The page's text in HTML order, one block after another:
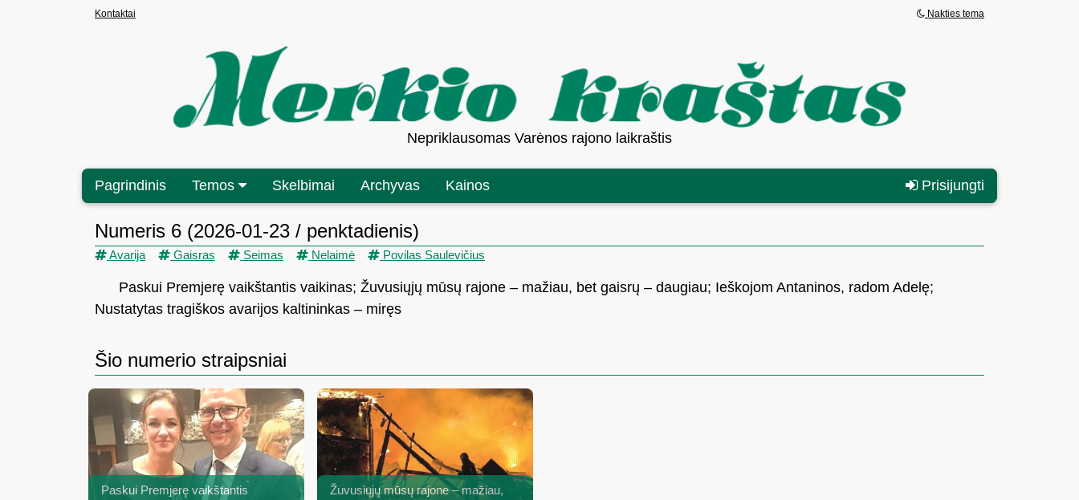
Nakties tema
Kontaktai
Nepriklausomas Varėnos rajono laikraštis
Prisijungti
Pagrindinis Temos Skelbimai Archyvas Kainos
Numeris 6 (2026-01-23 / penktadienis)
Avarija Gaisras Seimas Nelaimė Povilas Saulevičius
Paskui Premjerę vaikštantis vaikinas; Žuvusiųjų mūsų rajone – mažiau, bet gaisrų – daugiau; Ieškojom Antaninos, radom Adelę;
Nustatytas tragiškos avarijos kaltininkas – miręs
Šio numerio straipsniai
Paskui Premjerę vaikštantis
Žuvusiųjų mūsų rajone – mažiau,